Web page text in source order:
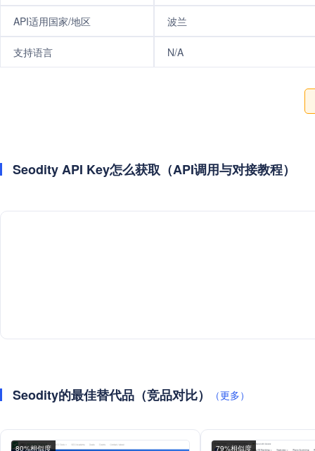
API适用国家/地区 波兰
支持语言 N/A
Seodity API Key怎么获取（API调用与对接教程）
Seodity的最佳替代品（竞品对比） （更多）
80%相似度 79%相似度